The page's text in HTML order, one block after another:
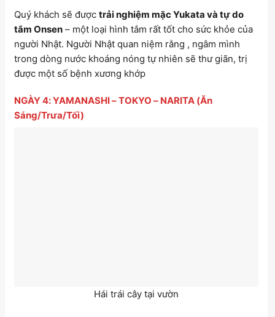
Quý khách sẽ được trải nghiệm mặc Yukata và tự do
tắm Onsen – một loại hình tắm rất tốt cho sức khỏe của
người Nhật. Người Nhật quan niệm rằng , ngâm mình
trong dòng nước khoáng nóng tự nhiên sẽ thư giãn, trị
được một số bệnh xương khớp
NGÀY 4: YAMANASHI – TOKYO – NARITA (Ăn
Sáng/Trưa/Tối)
Hái trái cây tại vườn